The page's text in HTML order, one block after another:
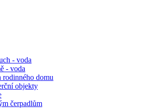
- voda
- voda
domu
objekty
čerpadlům